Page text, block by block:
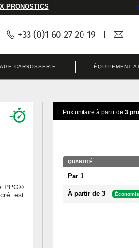
PRONOSTICS
+33 (0)1 60 27 20 19
CARROSSERIE ÉQUIPEMENT
PPG®
est
Prix unitaire à partir de 3
QUANTITÉ
Par 1
À partir de 3